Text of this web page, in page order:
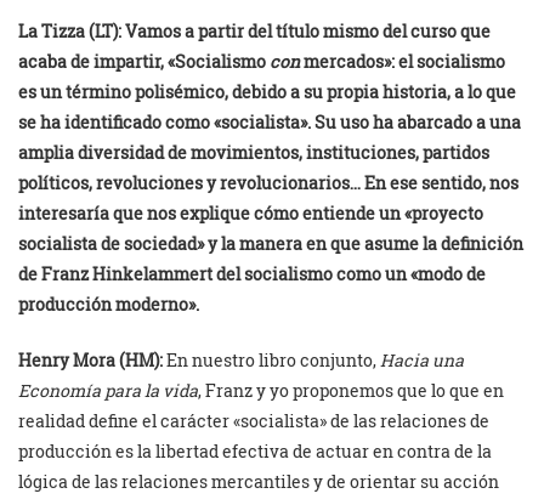
La Tizza (LT):Vamos a partir del título mismo del curso que
acaba de impartir, «Socialismo conmercados»: el socialismo
es un término polisémico, debido a su propia historia, a lo que
se ha identificado como «socialista». Su uso ha abarcado a una
amplia diversidad de movimientos, instituciones, partidos
políticos, revoluciones y revolucionarios… En ese sentido, nos
interesaría que nos explique cómo entiende un «proyecto
socialista de sociedad» y la manera en que asume la definición
de Franz Hinkelammert del socialismo como un «modo de
producción moderno».
Henry Mora (HM):En nuestro libro conjunto,Hacia una
Economía para la vida, Franz y yo proponemos que lo que en
realidad define el carácter «socialista» de las relaciones de
producción es la libertad efectiva de actuar en contra de la
lógica de las relaciones mercantiles y de orientar su acción